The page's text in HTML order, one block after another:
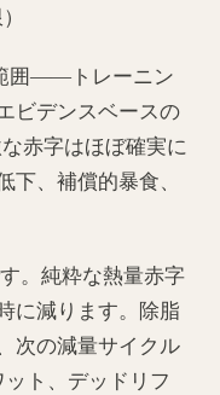
囲――トレーニン
ビデンスベースの
赤字はほぼ確実に
、補償的暴食、
。純粋な熱量赤字
に減ります。除脂
次の減量サイクル
ト、デッドリフ